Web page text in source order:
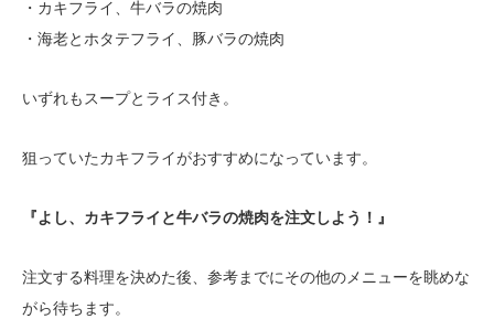
・カキフライ、牛バラの焼肉
・海老とホタテフライ、豚バラの焼肉
いずれもスープとライス付き。
狙っていたカキフライがおすすめになっています。
『よし、カキフライと牛バラの焼肉を注文しよう！』
注文する料理を決めた後、参考までにその他のメニューを眺めな
がら待ちます。